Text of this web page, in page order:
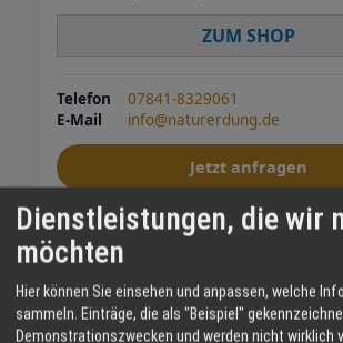
ZUM SHOP
Telefon
07841-8329061
E-Mail
info@naturerdung.de
Jetzt anfragen
Bettdeckenbezug Erdung
TEILEN
Dienstleistungen, die wir
möchten
Hier können Sie einsehen und anpassen, welche
sammeln. Einträge, die als "Beispiel"
Demonstrationszwecken und werden nicht wirklich